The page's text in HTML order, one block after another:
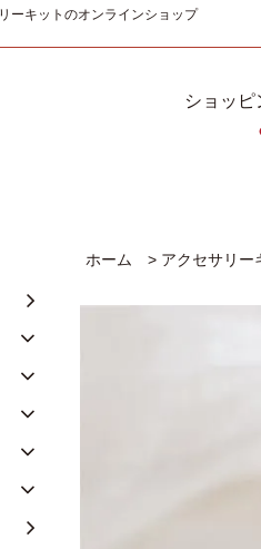
ーキットのオンラインショップ
ショッピ
ホーム > アクセサリー